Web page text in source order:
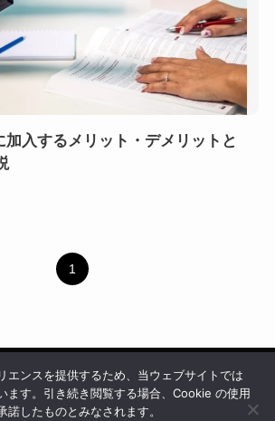
入するメリット・デメリットと
1
プライバシーポリシー
サイトポリシー
集ポリシー
お問い合わせ
エンスを提供するため、当ウェブサイトでは
ます。引き続き閲覧する場合、Cookie の使用
諾したものとみなされます。